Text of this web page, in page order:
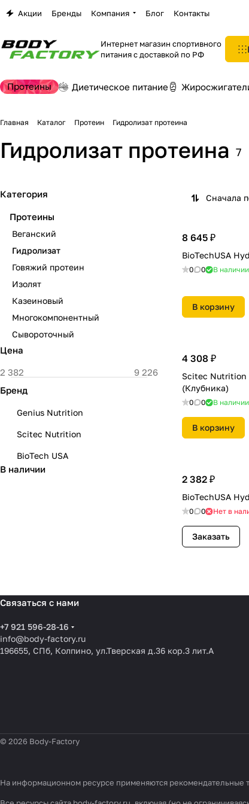
Акции Бренды Компания Блог Контакты
Интернет магазин спортивного
питания с доставкой по РФ
Протеины Диетическое питание
Главная Каталог Протеин Гидролизат протеина
Гидролизат протеина 7
Сначала
8 645 ₽
BioTechUSA
0 0 В наличии
В корзину
4 308 ₽
Scitec Nutrition
(Клубника)
0 0 В наличии
В корзину
2 382 ₽
BioTechUSA
0 0 Нет в
Заказать
Категория
Протеины
Веганский
Гидролизат
Говяжий протеин
Изолят
Казеиновый
Многокомпонентный
Сывороточный
Цена
Бренд
Genius Nutrition
Scitec Nutrition
BioTech USA
В наличии
Связаться с нами
+7 921 596-28-16
info@body-factory.ru
196655, СПб, Колпино, ул.Тверская д.36 кор.3 лит.А
© 2026 Body-Factory
На информационном ресурсе применяются рекомендательные